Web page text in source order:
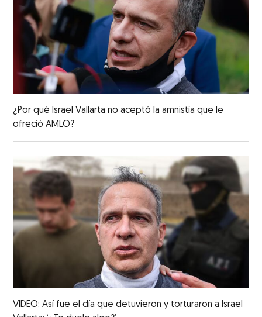
¿Por qué Israel Vallarta no aceptó la amnistía que le
ofreció AMLO?
VIDEO: Así fue el día que detuvieron y torturaron a Israel